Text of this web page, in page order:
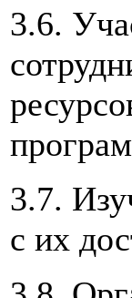
3.6.
3.7.
с их